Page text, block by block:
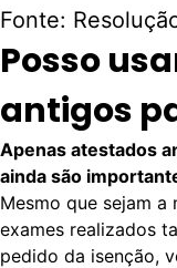
Fonte:
Posso
antigos
Apenas atestados
ainda são
Mesmo que sejam
exames realizados
pedido da isenção,